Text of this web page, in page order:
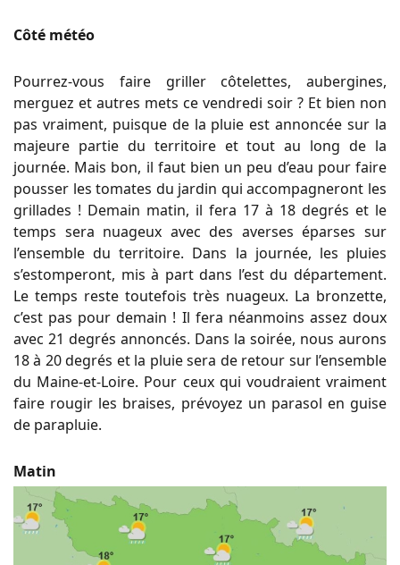
Côté météo
Pourrez-vous faire griller côtelettes, aubergines,
merguez et autres mets ce vendredi soir ? Et bien non
pas vraiment, puisque de la pluie est annoncée sur la
majeure partie du territoire et tout au long de la
journée. Mais bon, il faut bien un peu d’eau pour faire
pousser les tomates du jardin qui accompagneront les
grillades ! Demain matin, il fera 17 à 18 degrés et le
temps sera nuageux avec des averses éparses sur
l’ensemble du territoire. Dans la journée, les pluies
s’estomperont, mis à part dans l’est du département.
Le temps reste toutefois très nuageux. La bronzette,
c’est pas pour demain ! Il fera néanmoins assez doux
avec 21 degrés annoncés. Dans la soirée, nous aurons
18 à 20 degrés et la pluie sera de retour sur l’ensemble
du Maine-et-Loire. Pour ceux qui voudraient vraiment
faire rougir les braises, prévoyez un parasol en guise
de parapluie.
Matin